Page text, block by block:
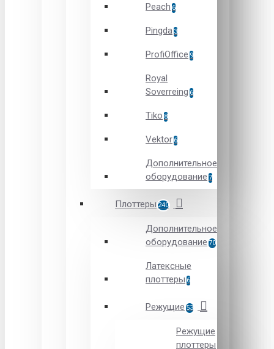
Peach 6
Pingda 3
ProfiOffice 9
Royal
Soverreing 6
Tiko 8
Vektor 6
Дополнительное
оборудование 7
Плоттеры 240
Дополнительное
оборудование 70
Латексные
плоттеры 6
Режущие 53
Режущие
плоттеры